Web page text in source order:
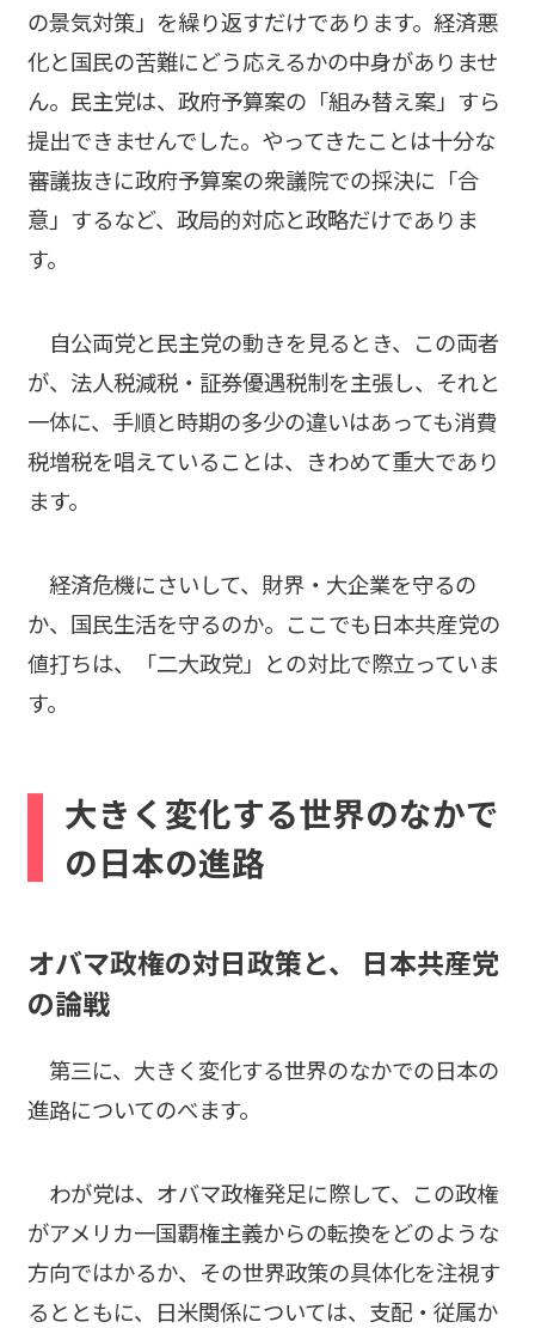
の景気対策」を繰り返すだけであります。経済悪
化と国民の苦難にどう応えるかの中身がありませ
ん。民主党は、政府予算案の「組み替え案」すら
提出できませんでした。やってきたことは十分な
審議抜きに政府予算案の衆議院での採決に「合
意」するなど、政局的対応と政略だけでありま
す。
自公両党と民主党の動きを見るとき、この両者
が、法人税減税・証券優遇税制を主張し、それと
一体に、手順と時期の多少の違いはあっても消費
税増税を唱えていることは、きわめて重大であり
ます。
経済危機にさいして、財界・大企業を守るの
か、国民生活を守るのか。ここでも日本共産党の
値打ちは、「二大政党」との対比で際立っていま
す。
大きく変化する世界のなかで
の日本の進路
オバマ政権の対日政策と、 日本共産党
の論戦
第三に、大きく変化する世界のなかでの日本の
進路についてのべます。
わが党は、オバマ政権発足に際して、この政権
がアメリカ一国覇権主義からの転換をどのような
方向ではかるか、その世界政策の具体化を注視す
るとともに、日米関係については、支配・従属か